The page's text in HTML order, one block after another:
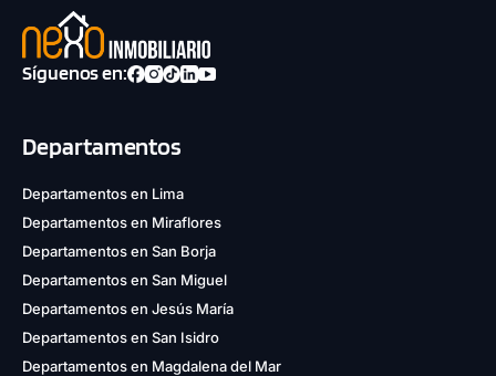
Síguenos en:
Departamentos
Departamentos en Lima
Departamentos en Miraflores
Departamentos en San Borja
Departamentos en San Miguel
Departamentos en Jesús María
Departamentos en San Isidro
Departamentos en Magdalena del Mar